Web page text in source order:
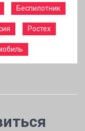
Беспилотник
Ростех